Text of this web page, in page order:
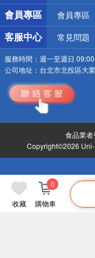
收藏 購物車
0
會員專區 會員專區
客服中心 常見問題
服務時間： 週一至週日
公司地址： 台北市北投區大
食品業
Copyright©2026